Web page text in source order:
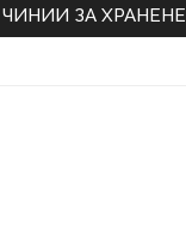
ЧИНИИ ЗА ХРАНЕНЕ